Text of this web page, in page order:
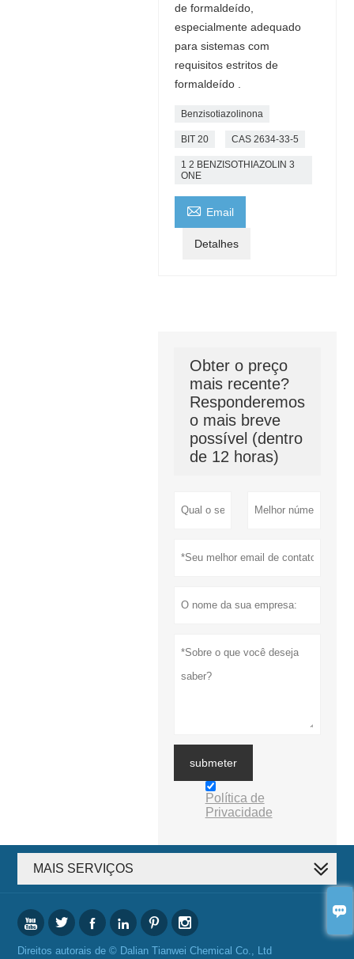

de formaldeído,
especialmente adequado
para sistemas com
requisitos estritos de
formaldeído .
Benzisotiazolinona
BIT 20 CAS 2634-33-5
1 2 BENZISOTHIAZOLIN 3
ONE
 Email
Detalhes
Obter o preço
mais recente?
Responderemos
o mais breve
possível (dentro
de 12 horas)
submeter
Política de
Privacidade
MAIS SERVIÇOS
     
Direitos autorais de © Dalian Tianwei Chemical Co., Ltd